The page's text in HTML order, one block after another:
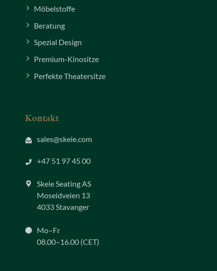
Möbelstoffe
Beratung
Spezial Design
Premium-Kinositze
Perfekte Theatersitze
Kontakt
sales@skeie.com
+47 51 97 45 00
Skeie Seating AS
Moseidveien 13
4033 Stavanger
Mo–Fr
08.00–16.00 (CET)